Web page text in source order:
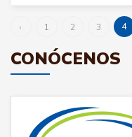
‹ 1 2 3 4
CONÓCENOS